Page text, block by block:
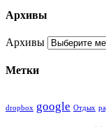
Архивы
Архивы
Метки
dropbox google Oтдых